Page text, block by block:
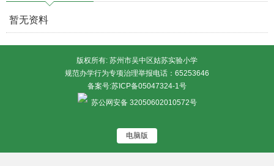
暂无资料
版权所有: 苏州市吴中区姑苏实验小学
规范办学行为专项治理举报电话：65253646
备案号:苏ICP备05047324-1号
苏公网安备 32050602010572号
电脑版